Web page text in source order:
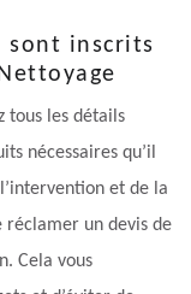
sont inscrits
tous les détails
nécessaires qu’il
et de la
un devis de
Cela vous